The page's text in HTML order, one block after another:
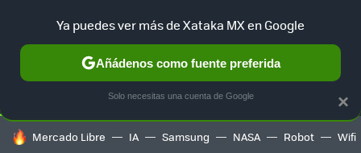
SELECCIÓN GAMING HOME AUTO TERRITORIO
HOY SE HABLA DE
Mercado Libre IA Samsung NASA Robot Wifi
×
Ya puedes ver más de Xataka MX en Google
Añádenos como fuente preferida
Solo necesitas una cuenta de Google